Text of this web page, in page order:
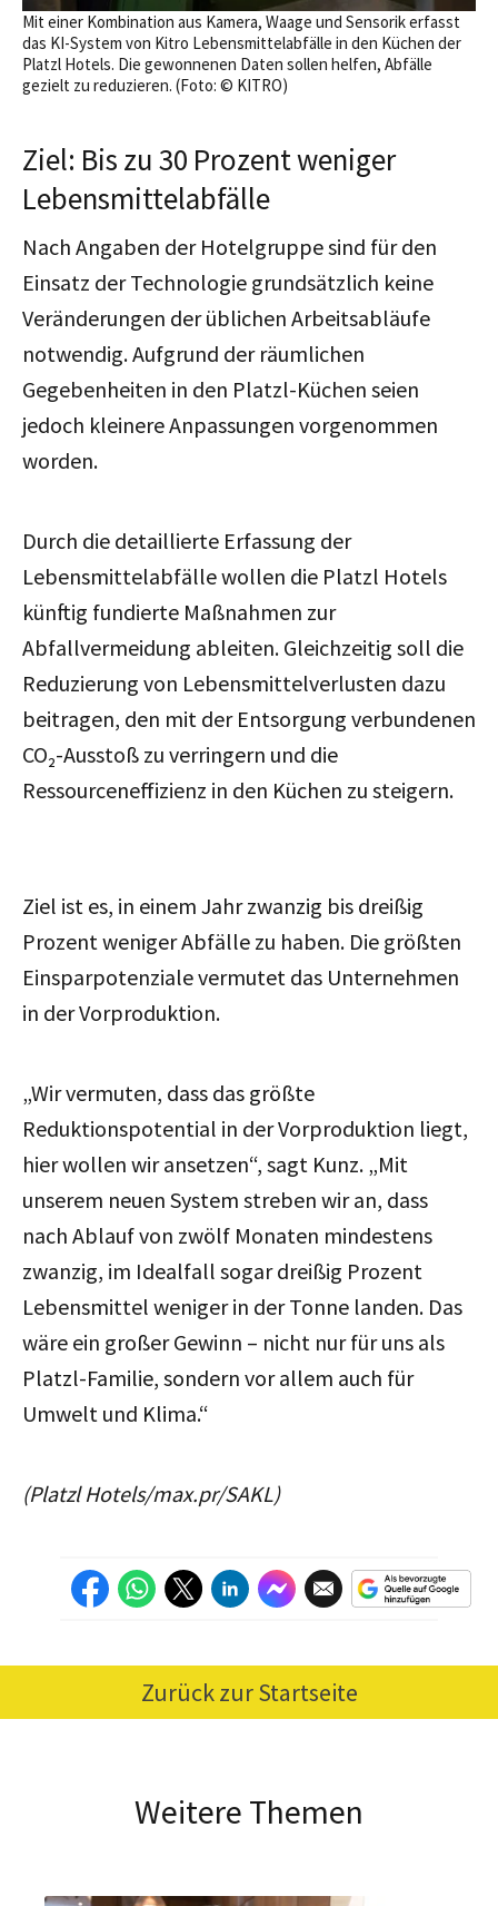
Mit einer Kombination aus Kamera, Waage und Sensorik erfasst
das KI-System von Kitro Lebensmittelabfälle in den Küchen der
Platzl Hotels. Die gewonnenen Daten sollen helfen, Abfälle
gezielt zu reduzieren. (Foto: © KITRO)
Ziel: Bis zu 30 Prozent weniger
Lebensmittelabfälle
Nach Angaben der Hotelgruppe sind für den
Einsatz der Technologie grundsätzlich keine
Veränderungen der üblichen Arbeitsabläufe
notwendig. Aufgrund der räumlichen
Gegebenheiten in den Platzl-Küchen seien
jedoch kleinere Anpassungen vorgenommen
worden.
Durch die detaillierte Erfassung der
Lebensmittelabfälle wollen die Platzl Hotels
künftig fundierte Maßnahmen zur
Abfallvermeidung ableiten. Gleichzeitig soll die
Reduzierung von Lebensmittelverlusten dazu
beitragen, den mit der Entsorgung verbundenen
CO₂-Ausstoß zu verringern und die
Ressourceneffizienz in den Küchen zu steigern.
Ziel ist es, in einem Jahr zwanzig bis dreißig
Prozent weniger Abfälle zu haben. Die größten
Einsparpotenziale vermutet das Unternehmen
in der Vorproduktion.
„Wir vermuten, dass das größte
Reduktionspotential in der Vorproduktion liegt,
hier wollen wir ansetzen“, sagt Kunz. „Mit
unserem neuen System streben wir an, dass
nach Ablauf von zwölf Monaten mindestens
zwanzig, im Idealfall sogar dreißig Prozent
Lebensmittel weniger in der Tonne landen. Das
wäre ein großer Gewinn – nicht nur für uns als
Platzl-Familie, sondern vor allem auch für
Umwelt und Klima.“
(Platzl Hotels/max.pr/SAKL)
Zurück zur Startseite
Weitere Themen